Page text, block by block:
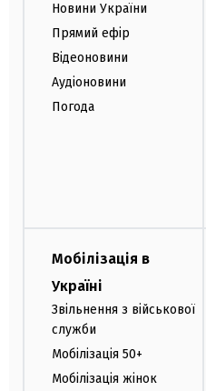
Новини України
Прямий ефір
Відеоновини
Аудіоновини
Погода
Мобілізація в
Україні
Звільнення з військової
служби
Мобілізація 50+
Мобілізація жінок